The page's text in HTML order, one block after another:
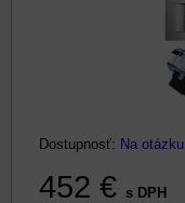
Dostupnosť: Na otázku
452 € s DPH